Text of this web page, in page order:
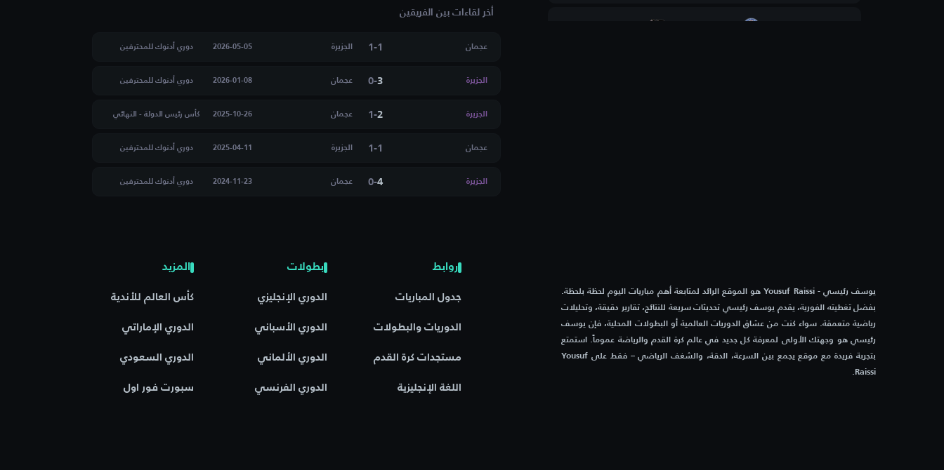
سيرافيزا بوتزي 4:00 م سيستري ليفانتي
Mladost Doboj Kakanj 4:00 م Rudar Kakanj
أخر لقاءات بين الفريقين
عجمان 1
-
1 الجزيرة 2026-05-05 دوري أدنوك للمحترفين
الجزيرة 3
-
0 عجمان 2026-01-08 دوري أدنوك للمحترفين
الجزيرة 2
-
1 عجمان 2025-10-26 كأس رئيس الدولة - النهائي
عجمان 1
-
1 الجزيرة 2025-04-11 دوري أدنوك للمحترفين
الجزيرة 4
-
0 عجمان 2024-11-23 دوري أدنوك للمحترفين
يوسف رئيسي - Yousuf Raissi هو الموقع الرائد لمتابعة أهم مباريات اليوم لحظة بلحظة.
بفضل تغطيته الفورية، يقدم يوسف رئيسي تحديثات سريعة للنتائج، تقارير دقيقة، وتحليلات
رياضية متعمقة. سواء كنت من عشاق الدوريات العالمية أو البطولات المحلية، فإن يوسف
رئيسي هو وجهتك الأولى لمعرفة كل جديد في عالم كرة القدم والرياضة عموماً. استمتع
بتجربة فريدة مع موقع يجمع بين السرعة، الدقة، والشغف الرياضي – فقط على Yousuf
Raissi.
روابط
جدول المباريات
الدوريات والبطولات
مستجدات كرة القدم
اللغة الإنجليزية
بطولات
الدوري الإنجليزي
الدوري الأسباني
الدوري الألماني
الدوري الفرنسي
المزيد
كأس العالم للأندية
الدوري الإماراتي
الدوري السعودي
سبورت فور اول